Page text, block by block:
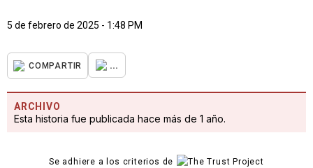
5 de febrero de 2025 - 1:48 PM
COMPARTIR ...
ARCHIVO
Esta historia fue publicada hace más de 1 año.
Se adhiere a los criterios de